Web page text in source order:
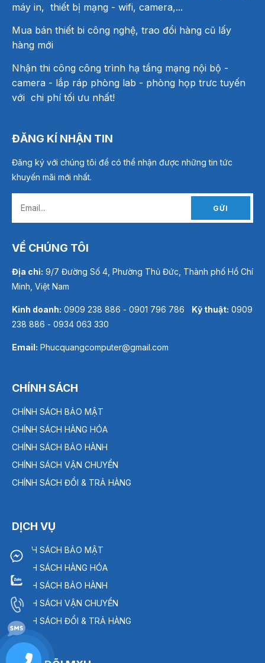
máy in, thiết bị mạng - wifi, camera,...
Mua bán thiết bi công nghệ, trao đổi hàng cũ lấy
hàng mới
Nhận thi công công trình hạ tầng mạng nội bộ -
camera - lắp ráp phòng lab - phòng họp trưc tuyến
với chi phí tối ưu nhất!
ĐĂNG KÍ NHẬN TIN
Đăng ký với chúng tôi để có thể nhận được những tin tức
khuyến mãi mới nhất.
GỬI
VỀ CHÚNG TÔI
Địa chỉ: 9/7 Đường Số 4, Phường Thủ Đức, Thành phố Hồ Chí
Minh, Việt Nam
Kinh doanh: 0909 238 886 - 0901 796 786 Kỹ thuật: 0909
238 886 - 0934 063 330
Email: Phucquangcomputer@gmail.com
CHÍNH SÁCH
CHÍNH SÁCH BẢO MẬT
CHÍNH SÁCH HÀNG HÓA
CHÍNH SÁCH BẢO HÀNH
CHÍNH SÁCH VẬN CHUYỂN
CHÍNH SÁCH ĐỔI & TRẢ HÀNG
DỊCH VỤ
CHÍNH SÁCH BẢO MẬT
CHÍNH SÁCH HÀNG HÓA
CHÍNH SÁCH BẢO HÀNH
CHÍNH SÁCH VẬN CHUYỂN
CHÍNH SÁCH ĐỔI & TRẢ HÀNG